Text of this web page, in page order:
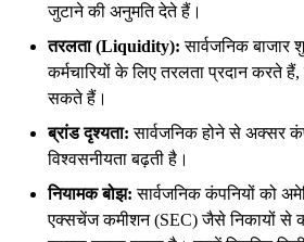
जुटाने की अनुमति देते हैं।
तरलता (Liquidity): सार्वजनिक
कर्मचारियों के लिए तरलता प्रदान करते
सकते हैं।
ब्रांड दृश्यता: सार्वजनिक होने से अक्सर
विश्वसनीयता बढ़ती है।
नियामक बोझ: सार्वजनिक कंपनियों को
एक्सचेंज कमीशन (SEC) जैसे निकायों से